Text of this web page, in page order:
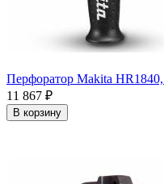
Перфоратор Makita
11 867 ₽
В корзину